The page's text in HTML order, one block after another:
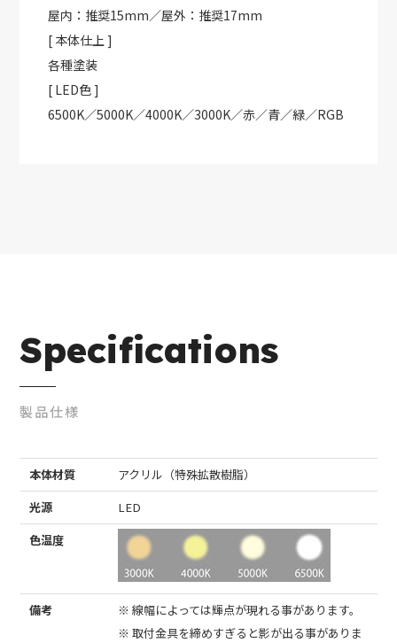
屋内：推奨15mm／屋外：推奨17mm
[ 本体仕上 ]
各種塗装
[ LED色 ]
6500K／5000K／4000K／3000K／赤／青／緑／RGB
Specifications
製品仕様
本体材質
アクリル（特殊拡散樹脂）
光源
LED
色温度
備考
※ 線幅によっては輝点が現れる事があります。
※ 取付金具を締めすぎると影が出る事がありま